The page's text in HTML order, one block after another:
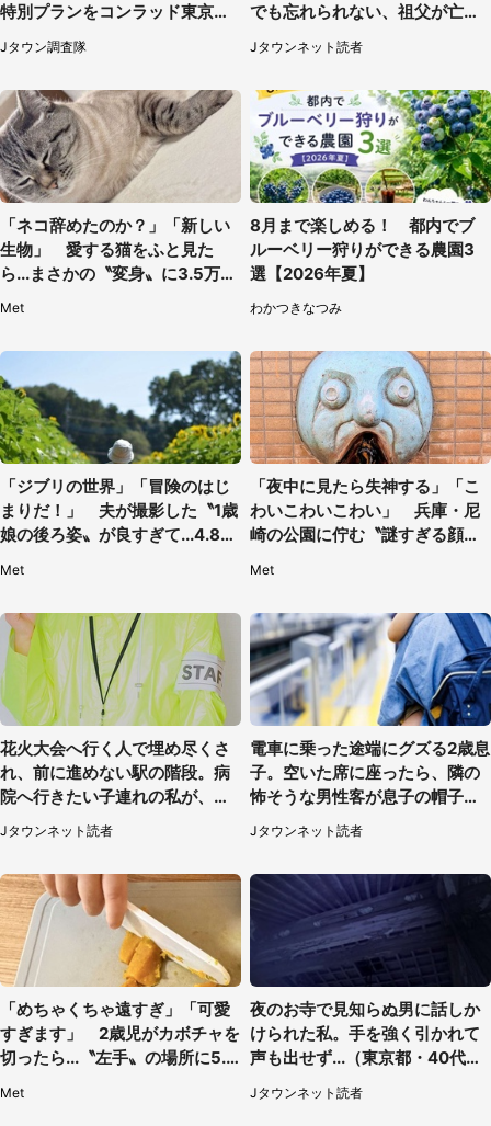
特別プランをコンラッド東京が
販売【8／3～10／16】
Jタウン調査隊
でも忘れられない、祖父が亡く
なった夜に見た光景（30代女
性）
Jタウンネット読者
「ネコ辞めたのか？」「新しい
生物」 愛する猫をふと見た
ら...まさかの〝変身〟に3.5万人
Met
8月まで楽しめる！ 都内でブ
ルーベリー狩りができる農園3
選【2026年夏】
わかつきなつみ
「ジブリの世界」「冒険のはじ
まりだ！」 夫が撮影した〝1歳
娘の後ろ姿〟が良すぎて...4.8万
Met
「夜中に見たら失神する」「こ
わいこわいこわい」 兵庫・尼
崎の公園に佇む〝謎すぎる顔〟
Met
花火大会へ行く人で埋め尽くさ
れ、前に進めない駅の階段。病
院へ行きたい子連れの私が、ス
タッフに事情を説明すると...
（埼玉県・女性）
Jタウンネット読者
電車に乗った途端にグズる2歳息
子。空いた席に座ったら、隣の
怖そうな男性客が息子の帽子に
手を伸ばし（千葉県・40代女
性）
Jタウンネット読者
「めちゃくちゃ遠すぎ」「可愛
すぎます」 2歳児がカボチャを
切ったら...〝左手〟の場所に5.3
Met
夜のお寺で見知らぬ男に話しか
けられた私。手を強く引かれて
声も出せず...（東京都・40代女
Jタウンネット読者